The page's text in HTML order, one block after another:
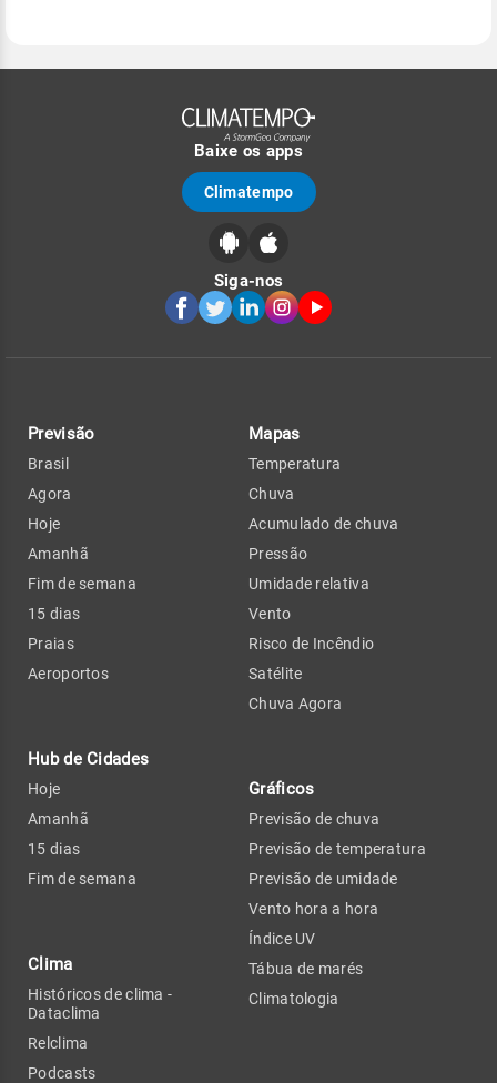
Baixe os apps
Climatempo
Siga-nos
Previsão
Brasil
Agora
Hoje
Amanhã
Fim de semana
15 dias
Praias
Aeroportos
Hub de Cidades
Hoje
Amanhã
15 dias
Fim de semana
Clima
Históricos de clima -
Dataclima
Relclima
Podcasts
Mapas
Temperatura
Chuva
Acumulado de chuva
Pressão
Umidade relativa
Vento
Risco de Incêndio
Satélite
Chuva Agora
Gráficos
Previsão de chuva
Previsão de temperatura
Previsão de umidade
Vento hora a hora
Índice UV
Tábua de marés
Climatologia